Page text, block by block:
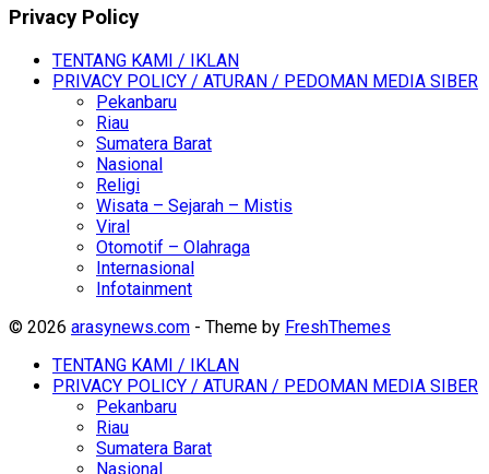
Privacy Policy
TENTANG KAMI / IKLAN
PRIVACY POLICY / ATURAN / PEDOMAN MEDIA SIBER
Pekanbaru
Riau
Sumatera Barat
Nasional
Religi
Wisata – Sejarah – Mistis
Viral
Otomotif – Olahraga
Internasional
Infotainment
© 2026 arasynews.com - Theme by FreshThemes
TENTANG KAMI / IKLAN
PRIVACY POLICY / ATURAN / PEDOMAN MEDIA SIBER
Pekanbaru
Riau
Sumatera Barat
Nasional